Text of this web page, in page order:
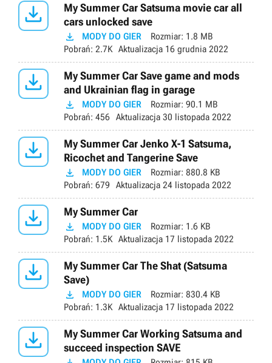

My Summer Car Satsuma movie car all
cars unlocked save
 MODY DO GIER Rozmiar: 1.8 MB
Pobrań: 2.7K Aktualizacja 16 grudnia 2022

My Summer Car Save game and mods
and Ukrainian flag in garage
 MODY DO GIER Rozmiar: 90.1 MB
Pobrań: 456 Aktualizacja 30 listopada 2022

My Summer Car Jenko X-1 Satsuma,
Ricochet and Tangerine Save
 MODY DO GIER Rozmiar: 880.8 KB
Pobrań: 679 Aktualizacja 24 listopada 2022
 My Summer Car
 MODY DO GIER Rozmiar: 1.6 KB
Pobrań: 1.5K Aktualizacja 17 listopada 2022

My Summer Car The Shat (Satsuma
Save)
 MODY DO GIER Rozmiar: 830.4 KB
Pobrań: 1.3K Aktualizacja 17 listopada 2022

My Summer Car Working Satsuma and
succeed inspection SAVE